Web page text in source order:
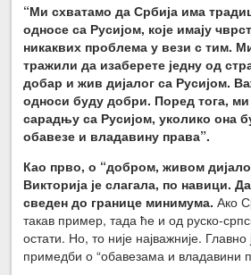
“Ми схватамо да Србија има
односе са Русијом, које имају
никаквих проблема у вези с тим.
тражили да изаберете једну од
добар и жив дијалог са Русијом.
односи буду добри. Поред тога,
сарадњу са Русијом, уколико она
обавезе и владавину права”.
Као прво, о “добром, живом
Викторија је слагала, по навици.
сведен до границе минимума. Ако
такав пример, тада ће и од руско-
остати. Но, то није најважније.
примедби о “обавезама и владавини